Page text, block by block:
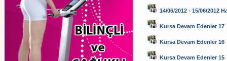
14/06/2012 - 15/06/2012
Kursa Devam Edenler 17
Kursa Devam Edenler 16
Kursa Devam Edenler 15